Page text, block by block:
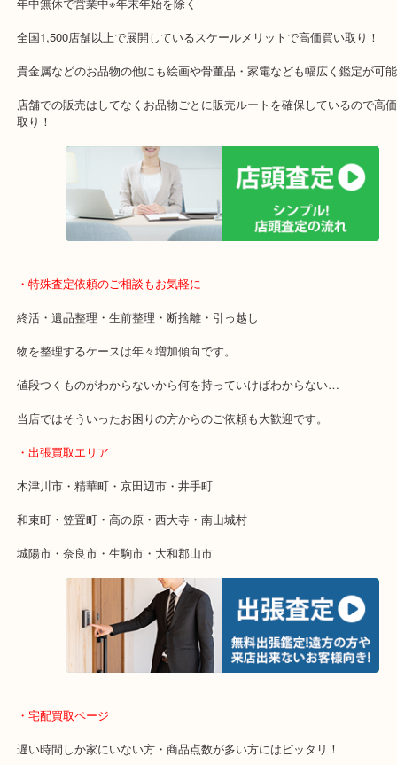
です！
・当店特徴
ガーデンモール木津川にある店舗なので査定中にショッピングもで
年中無休で営業中※年末年始を除く
全国1,500店舗以上で展開しているスケールメリットで高価買い取
貴金属などのお品物の他にも絵画や骨董品・家電なども幅広く鑑定
取り！
・特殊査定依頼のご相談もお気軽に
終活・遺品整理・生前整理・断捨離・引っ越し
物を整理するケースは年々増加傾向です。
値段つくものがわからないから何を持っていけばわからない…
当店ではそういったお困りの方からのご依頼も大歓迎です。
・出張買取エリア
木津川市・精華町・京田辺市・井手町
和束町・笠置町・高の原・西大寺・南山城村
城陽市・奈良市・生駒市・大和郡山市